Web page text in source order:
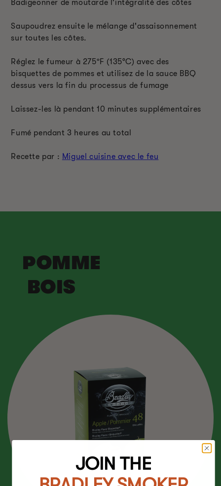
Badigeonner de moutarde l'intégralité des côtes
Saupoudrez ensuite le mélange d'assaisonnement
sur toutes les côtes.
Réglez le fumeur à 275ºF (135°C) avec des
bisquettes de pommes et utilisez de la sauce BBQ
dessus vers la fin du processus de fumage
Laissez-les là pendant 10 minutes supplémentaires
Fumé pendant 3 heures au total
Recette par : Miguel cuisine avec le feu
POMME
BOIS
JOIN THE